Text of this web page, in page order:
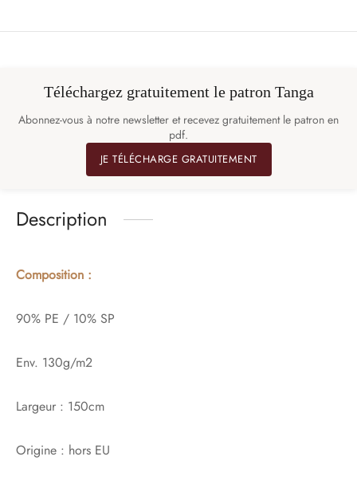
Téléchargez gratuitement le patron Tanga
Abonnez-vous à notre newsletter et recevez gratuitement le patron en
pdf.
JE TÉLÉCHARGE GRATUITEMENT
Description
Composition :
90% PE / 10% SP
Env. 130g/m2
Largeur : 150cm
Origine : hors EU